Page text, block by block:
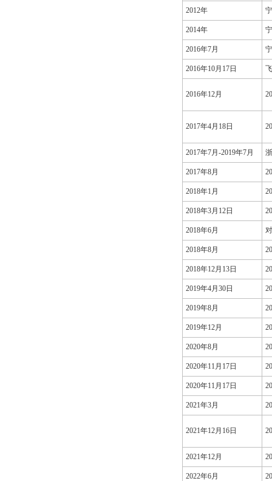
2012年
2014年
2016年7月
2016年10月17日
2016年12月
2017年4月18日
2017年7月-2019年7月
2017年8月
2018年1月
2018年3月12日
2018年6月
2018年8月
2018年12月13日
2019年4月30日
2019年8月
2019年12月
2020年8月
2020年11月17日
2020年11月17日
2021年3月
2021年12月16日
2021年12月
2022年6月